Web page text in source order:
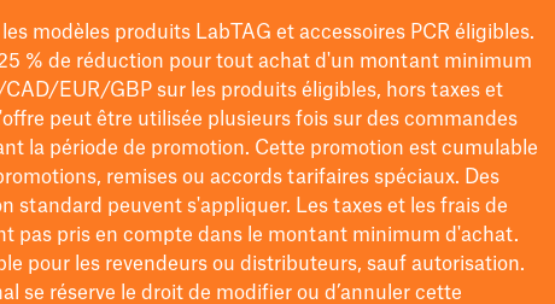
modèles produits LabTAG et accessoires PCR éligibles.
% de réduction pour tout achat d'un montant minimum
EUR/GBPsur les produits éligibles, hors taxes et
peut être utilisée plusieurs fois sur des commandes
la période de promotion. Cette promotion est cumulable
remises ou accords tarifaires spéciaux. Des
standard peuvent s'appliquer. Les taxes et les frais de
pas pris en compte dans le montant minimum d'achat.
pour les revendeurs ou distributeurs, sauf autorisation.
se réserve le droit de modifierou d’annuler cette